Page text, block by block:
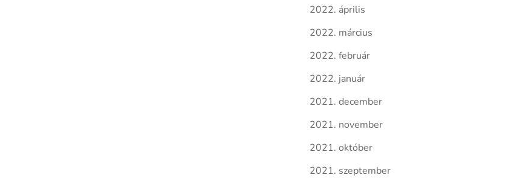
2022. április
2022. március
2022. február
2022. január
2021. december
2021. november
2021. október
2021. szeptember